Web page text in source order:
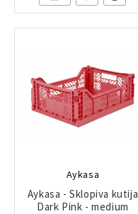
Aykasa
Aykasa - Sklopiva kutija
Dark Pink - medium